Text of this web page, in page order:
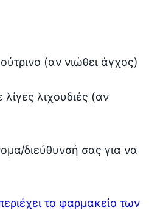
(αν νιώθει άγχος)
λιχουδιές (αν
διεύθυνσή σας για να
το φαρμακείο των